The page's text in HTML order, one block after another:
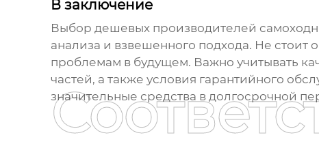
В заключение
Выбор дешевых производителей
анализа и взвешенного подхода. Не стоит
проблемам в будущем. Важно учитывать
частей, а также условия гарантийного
значительные средства в долгосрочной